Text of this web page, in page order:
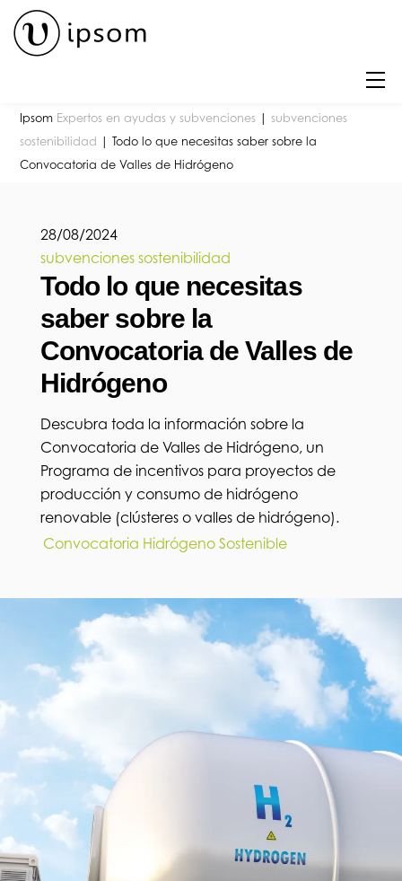
Skip
content
Ipsom Expertos en ayudas y subvenciones |subvenciones
sostenibilidad
|Todo lo que necesitas saber sobre la
Convocatoria de Valles de Hidrógeno
28/08/2024
subvenciones sostenibilidad
Todo lo que necesitas
saber sobre la
Convocatoria de Valles de
Hidrógeno
Descubra toda la información sobre la
Convocatoria de Valles de Hidrógeno, un
Programa de incentivos para proyectos de
producción y consumo de hidrógeno
renovable (clústeres o valles de hidrógeno).
Convocatoria Hidrógeno Sostenible